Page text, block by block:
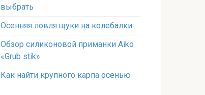
выбрать
Осенняя ловля щуки на колебалки
Обзор силиконовой приманки Aiko
«Grub stik»
Как найти крупного карпа осенью